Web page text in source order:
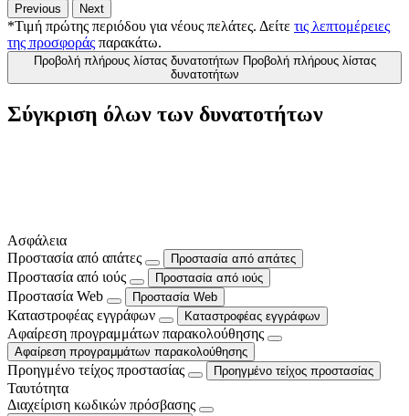
Previous Next
*Τιμή πρώτης περιόδου για νέους πελάτες. Δείτε τις λεπτομέρειες
της προσφοράς παρακάτω.
Προβολή πλήρους λίστας δυνατοτήτων Προβολή πλήρους λίστας
δυνατοτήτων
Σύγκριση όλων των δυνατοτήτων
Ασφάλεια
Προστασία από απάτες
Προστασία από απάτες
Προστασία από ιούς Προστασία από ιούς
Προστασία Web Προστασία Web
Καταστροφέας εγγράφων Καταστροφέας εγγράφων
Αφαίρεση προγραμμάτων παρακολούθησης
Αφαίρεση προγραμμάτων παρακολούθησης
Προηγμένο τείχος προστασίας Προηγμένο τείχος προστασίας
Ταυτότητα
Διαχείριση κωδικών πρόσβασης